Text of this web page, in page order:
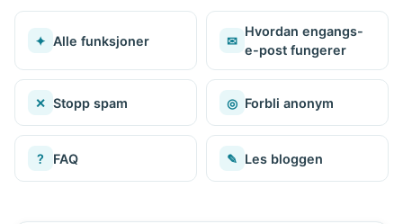
✦ Alle funksjoner ✉
Hvordan engangs-
e-post fungerer
✕ Stopp spam ◎ Forbli anonym
? FAQ ✎ Les bloggen